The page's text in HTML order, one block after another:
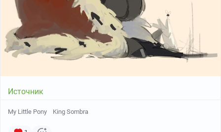
Источник
My Little Pony King Sombra